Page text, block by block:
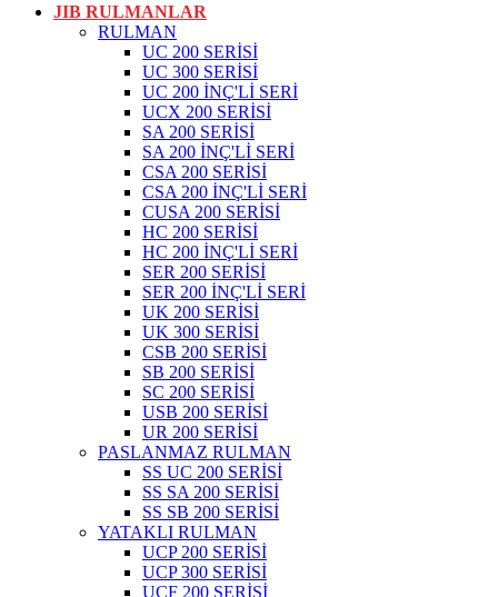
JIB RULMANLAR
RULMAN
UC 200 SERİSİ
UC 300 SERİSİ
UC 200 İNÇ'Lİ SERİ
UCX 200 SERİSİ
SA 200 SERİSİ
SA 200 İNÇ'Lİ SERİ
CSA 200 SERİSİ
CSA 200 İNÇ'Lİ SERİ
CUSA 200 SERİSİ
HC 200 SERİSİ
HC 200 İNÇ'Lİ SERİ
SER 200 SERİSİ
SER 200 İNÇ'Lİ SERİ
UK 200 SERİSİ
UK 300 SERİSİ
CSB 200 SERİSİ
SB 200 SERİSİ
SC 200 SERİSİ
USB 200 SERİSİ
UR 200 SERİSİ
PASLANMAZ RULMAN
SS UC 200 SERİSİ
SS SA 200 SERİSİ
SS SB 200 SERİSİ
YATAKLI RULMAN
UCP 200 SERİSİ
UCP 300 SERİSİ
UCF 200 SERİSİ